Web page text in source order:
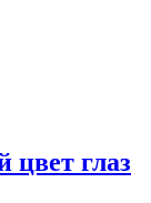
цвет глаз